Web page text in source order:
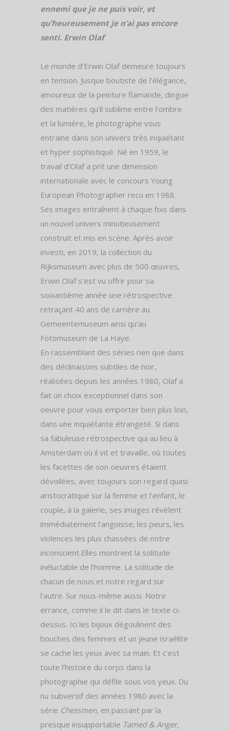
ennemi que je ne puis voir, et
qu’heureusement je n’ai pas encore
senti. Erwin Olaf
Le monde d’Erwin Olaf demeure toujours
en tension. Jusque boutiste de l’élégance,
amoureux de la peinture flamande, dingue
des matières qu’il sublime entre l’ombre
et la lumière, le photographe vous
entraine dans son univers très inquiétant
et hyper sophistiqué. Né en 1959, le
travail d’Olaf a prit une dimension
internationale avec le concours Young
European Photographer recu en 1988.
Ses images entraînent à chaque fois dans
un nouvel univers minutieusement
construit et mis en scène. Après avoir
investi, en 2019, la collection du
Rijksmuseum avec plus de 500 œuvres,
Erwin Olaf s’est vu offrir pour sa
soixantième année une rétrospective
retraçant 40 ans de carrière au
Gemeentemuseum ainsi qu’au
Fotomuseum de La Haye.
En rassemblant des séries rien que dans
des déclinaisons subtiles de noir,
réalisées depuis les années 1980, Olaf a
fait un choix exceptionnel dans son
oeuvre pour vous emporter bien plus loin,
dans une inquiétante étrangeté. Si dans
sa fabuleuse rétrospective qui au lieu à
Amsterdam où il vit et travaille, où toutes
les facettes de son oeuvres étaient
dévoilées, avec toujours son regard quasi
aristocratique sur la femme et l’enfant, le
couple, à la galerie, ses images révèlent
immédiatement l’angoisse, les peurs, les
violences les plus chassées de notre
inconscient.Elles montrent la solitude
inéluctable de l’homme. La solitude de
chacun de nous et notre regard sur
l’autre. Sur nous-même aussi. Notre
errance, comme il le dit dans le texte ci-
dessus. Ici les bijoux dégoulinent des
bouches des femmes et un jeune israélite
se cache les yeux avec sa main. Et c’est
toute l’histoire du corps dans la
photographie qui défile sous vos yeux. Du
nu subversif des années 1980 avec la
série Chessmen, en passant par la
presque insupportable Tamed & Anger,